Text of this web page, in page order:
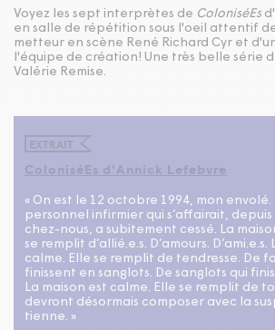
Voyez les sept interprètes de ColoniséEs
en salle de répétition sous l'oeil attentif
metteur en scène René Richard Cyr et
l'équipe de création! Une très belle série
Valérie Remise.
EXTRAIT
ColoniséEs d'Annick Lefebvre
« On est le 12 octobre 1994, mon
personnel infirmier qui s’affairait,
chez-nous, a subitement cessé. La
se remplit d’allié.e.s. D’amours. D’ami.e.s.
calme. Elle se remplit de tendresse. De
finissent en sanglots. De sanglots qui
La maison est calme. Elle se remplit de
devront désormais composer avec la
tienne. »